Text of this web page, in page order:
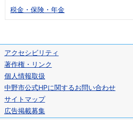
税金・保険・年金
アクセシビリティ
著作権・リンク
個人情報取扱
中野市公式HPに関するお問い合わせ
サイトマップ
広告掲載募集